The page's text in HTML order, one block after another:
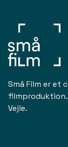
Små Film er et
filmproduktion.
Vejle.